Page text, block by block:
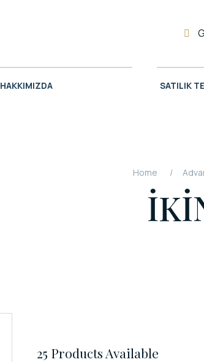
HAKKIMIZDA SATILIK
Home
25 Products Available